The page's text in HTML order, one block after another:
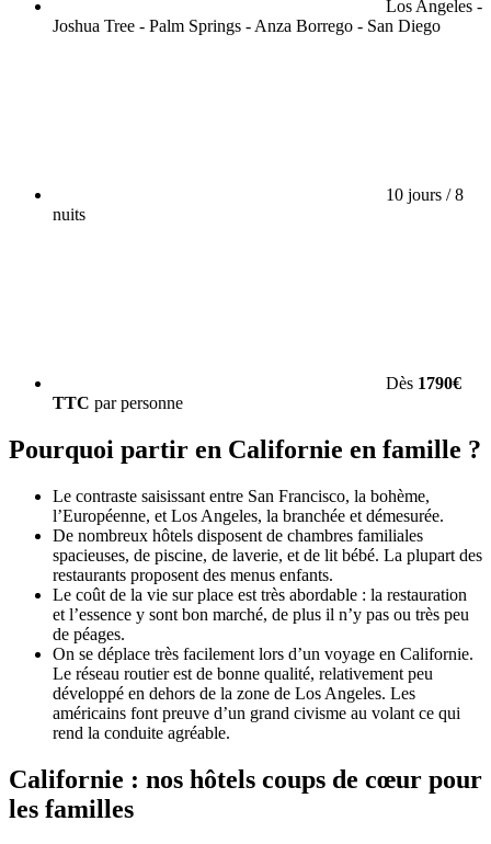
Los Angeles -
Joshua Tree - Palm Springs - Anza Borrego - San Diego
10 jours / 8
nuits
Dès 1790€
TTC par personne
Pourquoi partir en Californie en famille ?
Le contraste saisissant entre San Francisco, la bohème,
l’Européenne, et Los Angeles, la branchée et démesurée.
De nombreux hôtels disposent de chambres familiales
spacieuses, de piscine, de laverie, et de lit bébé. La plupart des
restaurants proposent des menus enfants.
Le coût de la vie sur place est très abordable : la restauration
et l’essence y sont bon marché, de plus il n’y pas ou très peu
de péages.
On se déplace très facilement lors d’un voyage en Californie.
Le réseau routier est de bonne qualité, relativement peu
développé en dehors de la zone de Los Angeles. Les
américains font preuve d’un grand civisme au volant ce qui
rend la conduite agréable.
Californie : nos hôtels coups de cœur pour
les familles